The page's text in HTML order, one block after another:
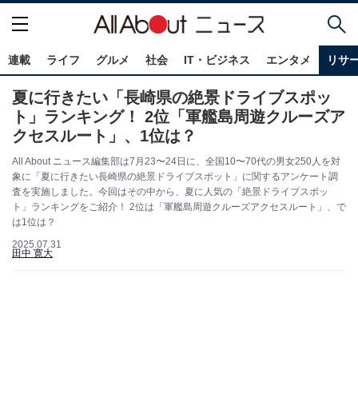
連載 ライフ グルメ 社会 IT・ビジネス エンタメ リサ
夏に行きたい「長崎県の絶景ドライブスポッ
ト」ランキング！ 2位「軍艦島周遊クルーズア
クセスルート」、1位は？
All About ニュース編集部は7月23〜24日に、全国10〜70代の男女250人を対
象に「夏に行きたい長崎県の絶景ドライブスポット」に関するアンケート調
査を実施しました。今回はその中から、夏に人気の「絶景ドライブスポッ
ト」ランキングをご紹介！ 2位は「軍艦島周遊クルーズアクセスルート」、で
は1位は？
2025.07.31
田中 寛大